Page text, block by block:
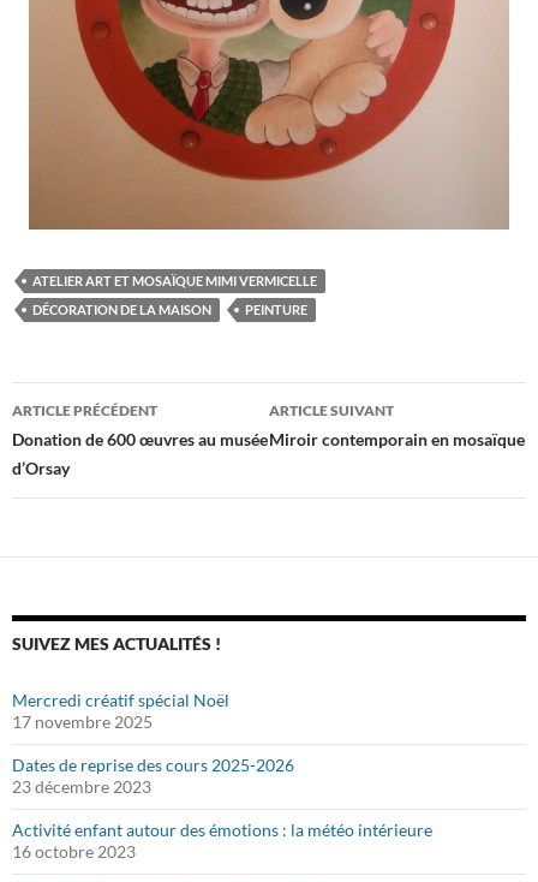
ATELIER ART ET MOSAÏQUE MIMI VERMICELLE
DÉCORATION DE LA MAISON
PEINTURE
Navigation
des
articles
ARTICLE PRÉCÉDENT
Donation de 600 œuvres au musée
d’Orsay
ARTICLE SUIVANT
Miroir contemporain en mosaïque
SUIVEZ MES ACTUALITÉS !
Mercredi créatif spécial Noël
17 novembre 2025
Dates de reprise des cours 2025-2026
23 décembre 2023
Activité enfant autour des émotions : la météo intérieure
16 octobre 2023